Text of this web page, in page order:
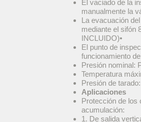
El vaciado de la
manualmente la
La evacuación
mediante el sifón
INCLUIDO)•
El punto de
funcionamiento
Presión nominal:
Temperatura
Presión de
Aplicaciones
Protección de los
acumulación:
1. De salida